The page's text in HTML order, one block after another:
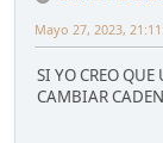
Mayo 27, 2023,
SI YO CREO
CAMBIAR